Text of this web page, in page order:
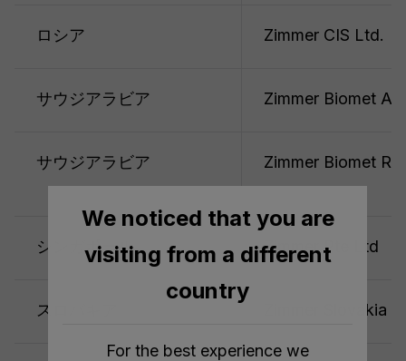
ロシア Zimmer CIS Ltd.
サウジアラビア Zimmer Biomet
サウジアラビア Zimmer Biomet
シンガポール Zimmer Pte Ltd
スロバキア Zimmer Slovakia
We noticed that you are
visiting from a different
country
For the best experience we